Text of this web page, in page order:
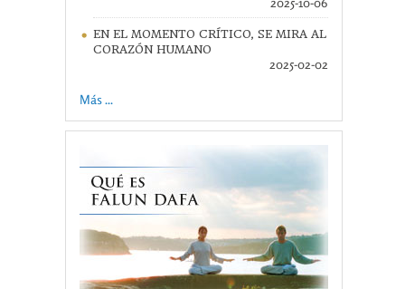
EN EL MOMENTO CRÍTICO, SE MIRA AL
CORAZÓN HUMANO
2025-02-02
Más ...